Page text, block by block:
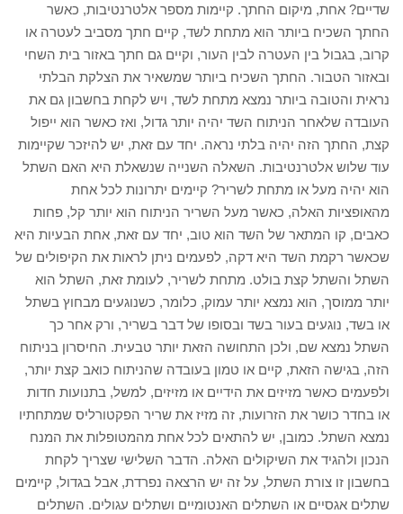
שדיים? אחת, מיקום החתך. קיימות מספר אלטרנטיבות, כאשר
החתך השכיח ביותר הוא מתחת לשד, קיים חתך מסביב לעטרה או
קרוב, בגבול בין העטרה לבין העור, וקיים גם חתך באזור בית השחי
ובאזור הטבור. החתך השכיח ביותר שמשאיר את הצלקת הבלתי
נראית והטובה ביותר נמצא מתחת לשד, ויש לקחת בחשבון גם את
העובדה שלאחר הניתוח השד יהיה יותר גדול, ואז כאשר הוא ייפול
קצת, החתך הזה יהיה בלתי נראה. יחד עם זאת, יש להיזכר שקיימות
עוד שלוש אלטרנטיבות. השאלה השנייה שנשאלת היא האם השתל
הוא יהיה מעל או מתחת לשריר? קיימים יתרונות לכל אחת
מהאופציות האלה, כאשר מעל השריר הניתוח הוא יותר קל, פחות
כאבים, קו המתאר של השד הוא טוב, יחד עם זאת, אחת הבעיות היא
שכאשר רקמת השד היא דקה, לפעמים ניתן לראות את הקיפולים של
השתל והשתל קצת בולט. מתחת לשריר, לעומת זאת, השתל הוא
יותר ממוסך, הוא נמצא יותר עמוק, כלומר, כשנוגעים מבחוץ בשתל
או בשד, נוגעים בעור בשד ובסופו של דבר בשריר, ורק אחר כך
השתל נמצא שם, ולכן התחושה הזאת יותר טבעית. החיסרון בניתוח
הזה, בגישה הזאת, קיים או טמון בעובדה שהניתוח כואב קצת יותר,
ולפעמים כאשר מזיזים את הידיים או מזיזים, למשל, בתנועות חדות
או בחדר כושר את הזרועות, זה מזיז את שריר הפקטורליס שמתחתיו
נמצא השתל. כמובן, יש להתאים לכל אחת מהמטופלות את המנח
הנכון ולהגיד את השיקולים האלה. הדבר השלישי שצריך לקחת
בחשבון זו צורת השתל, על זה יש הרצאה נפרדת, אבל בגדול, קיימים
שתלים אגסיים או השתלים האנטומיים ושתלים עגולים. השתלים